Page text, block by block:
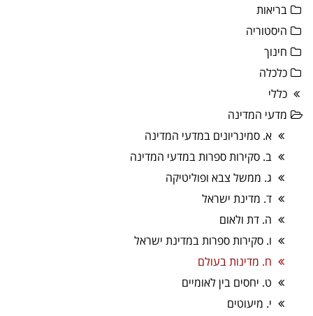
בריאות
היסטוריה
חינוך
כלכלה
כללי
מדעי המדינה
א. סמינריונים במדעי המדינה
ב. סקירות ספרות במדעי המדינה
ג. ממשל צבא ופוליטיקה
ד. מדינת ישראל
ה. דת ולאום
ו. סקירות ספרות במדינת ישראל
ח. מדינות בעולם
ט. יחסים בין לאומיים
י. מיעוטים